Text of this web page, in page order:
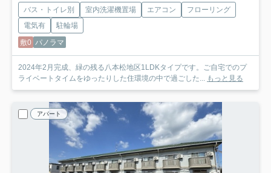
バス・トイレ別 室内洗濯機置場 エアコン
フローリング
電気有
駐輪場
敷0 パノラマ
2024年2月完成、緑の残る八本松地区1LDKタイプです。ご自宅でのプ
ライベートタイムをゆったりした住環境の中で過ごした... もっと見る
アパート